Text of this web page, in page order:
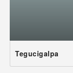
Tegucigalpa